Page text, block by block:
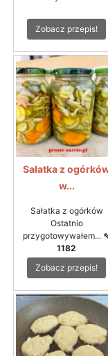
Zobacz przepis!
Sałatka z
w...
Sałatka z ogórków
Ostatnio
przygotowywałem...
1182
Zobacz przepis!